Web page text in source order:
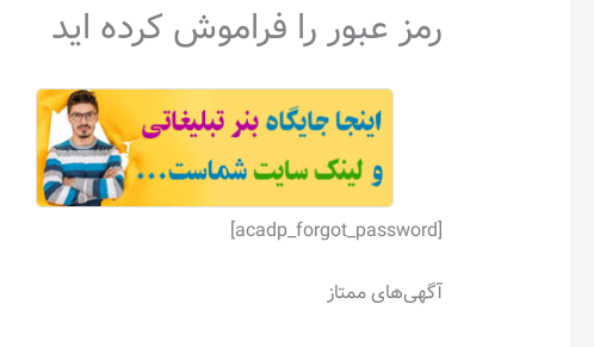
رمز عبور را فراموش کرده اید
[acadp_forgot_password]
آگهی‌های ممتاز